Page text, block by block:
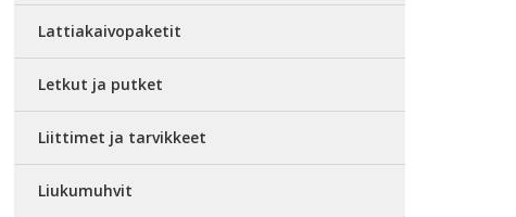
Lattiakaivopaketit
Letkut ja putket
Liittimet ja tarvikkeet
Liukumuhvit